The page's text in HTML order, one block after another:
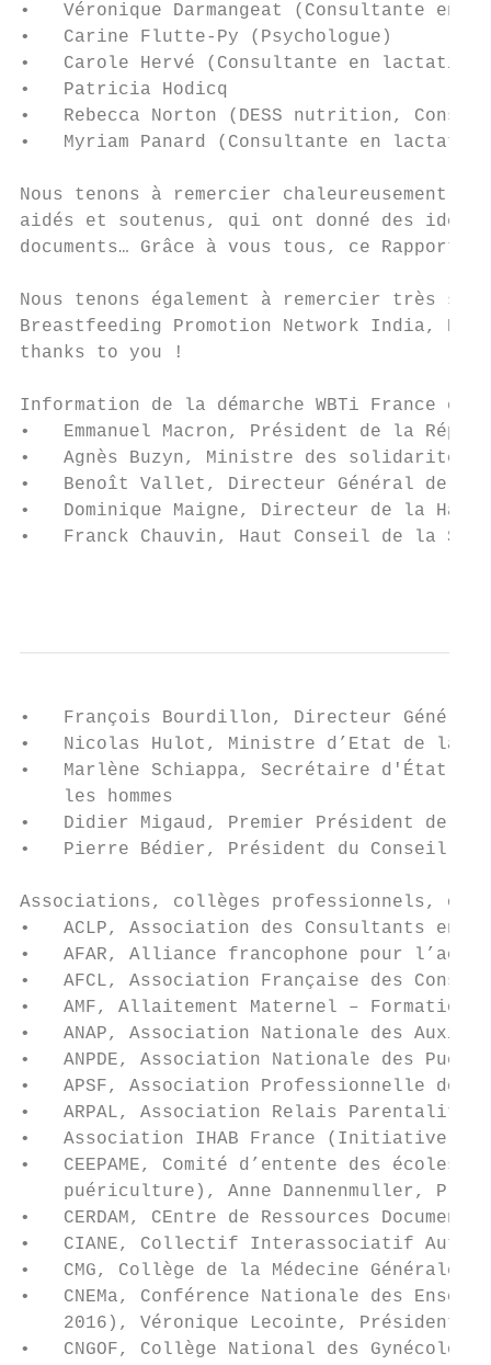
•   Véronique Darmangeat (Consultante en
•   Carine Flutte-Py (Psychologue)
•   Carole Hervé (Consultante en lactation
•   Patricia Hodicq
•   Rebecca Norton (DESS nutrition,
•   Myriam Panard (Consultante en lactation
Nous tenons à remercier chaleureusement
aidés et soutenus, qui ont donné des
documents… Grâce à vous tous, ce
Nous tenons également à remercier très
Breastfeeding Promotion Network India,
thanks to you !
Information de la démarche WBTi France
•   Emmanuel Macron, Président de la
•   Agnès Buzyn, Ministre des solidarités
•   Benoît Vallet, Directeur Général de la
•   Dominique Maigne, Directeur de la
•   Franck Chauvin, Haut Conseil de la
•   François Bourdillon, Directeur Général
•   Nicolas Hulot, Ministre d’Etat de la
•   Marlène Schiappa, Secrétaire d'État
    les hommes
•   Didier Migaud, Premier Président de la
•   Pierre Bédier, Président du Conseil
Associations, collèges professionnels,
•   ACLP, Association des Consultants en
•   AFAR, Alliance francophone pour
•   AFCL, Association Française des
•   AMF, Allaitement Maternel – Formation,
•   ANAP, Association Nationale des
•   ANPDE, Association Nationale des
•   APSF, Association Professionnelle des
•   ARPAL, Association Relais Parentalité
•   Association IHAB France (Initiative
•   CEEPAME, Comité d’entente des
puériculture), Anne Dannenmuller,
•   CERDAM, CEntre de Ressources
•   CIANE, Collectif Interassociatif Autour
•   CMG, Collège de la Médecine
•   CNEMa, Conférence Nationale des
2016), Véronique Lecointe, Présidente
•   CNGOF, Collège National des